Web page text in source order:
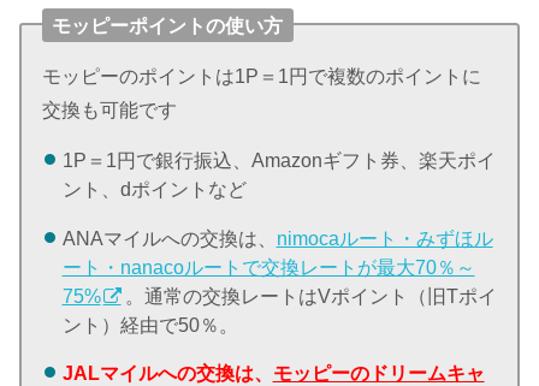
モッピーポイントの使い方
モッピーのポイントは1P＝1円で複数のポイントに
交換も可能です
1P＝1円で銀行振込、Amazonギフト券、楽天ポイ
ント、dポイントなど
ANAマイルへの交換は、 nimocaルート・みずほル
ート・nanacoルートで交換レートが最大70％～
75%
。通常の交換レートはVポイント（旧Tポイ
ント）経由で50％。
JALマイルへの交換は、 モッピーのドリームキャ